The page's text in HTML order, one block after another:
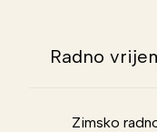
Radno
Zimsko